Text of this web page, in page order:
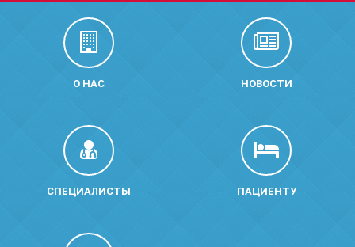
О НАС НОВОСТИ
СПЕЦИАЛИСТЫ ПАЦИЕНТУ